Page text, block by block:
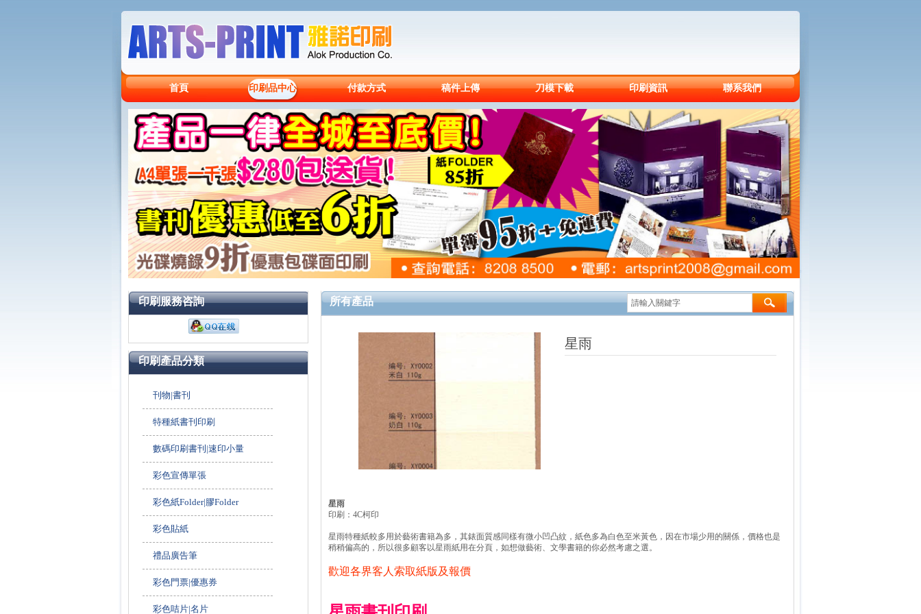
首頁 印刷品中心 付款方式 稿件上傳 刀模下載 印刷資訊 聯系我們
刊物|書刊
特種紙書刊印刷
數碼印刷書刊|速印小量
彩色宣傳單張
彩色紙Folder|膠Folder
彩色貼紙
禮品廣告筆
彩色門票|優惠券
彩色咭片|名片
印刷產品分類
印刷服務咨詢
星雨
星雨
印刷：4C柯印
星雨特種紙較多用於藝術書籍為多，其錶面質感同樣有微小凹凸紋，紙色多為白色至米黃色，因在市場少用的關係，價格也是
稍稍偏高的，所以很多顧客以星雨紙用在分頁，如想做藝術、文學書籍的你必然考慮之選。
歡迎各界客人索取紙版及報價
所有產品